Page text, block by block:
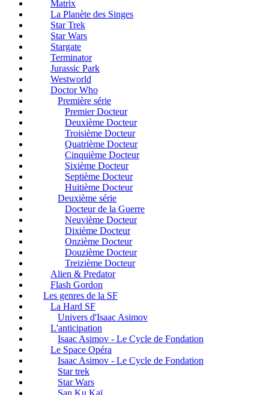
Matrix
La Planète des Singes
Star Trek
Star Wars
Stargate
Terminator
Jurassic Park
Westworld
Doctor Who
Première série
Premier Docteur
Deuxième Docteur
Troisième Docteur
Quatrième Docteur
Cinquième Docteur
Sixième Docteur
Septième Docteur
Huitième Docteur
Deuxième série
Docteur de la Guerre
Neuvième Docteur
Dixième Docteur
Onzième Docteur
Douzième Docteur
Treizième Docteur
Alien & Predator
Flash Gordon
Les genres de la SF
La Hard SF
Univers d'Isaac Asimov
L'anticipation
Isaac Asimov - Le Cycle de Fondation
Le Space Opéra
Isaac Asimov - Le Cycle de Fondation
Star trek
Star Wars
San Ku Kaï